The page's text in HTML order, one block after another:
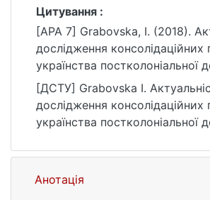
Цитування :
[APA 7] Grabovska, I. (2018).
дослідження консолідаційних
українства постколоніальної
Українознавчий альманах, 19.
https://ir.library.knu.ua/handle/
7
[ДСТУ] Grabovska I.
дослідження консолідаційних
українства постколоніальної
https://ir.library.knu.ua/handle/
7 (дата звернення: 25.07.2026).
Анотація